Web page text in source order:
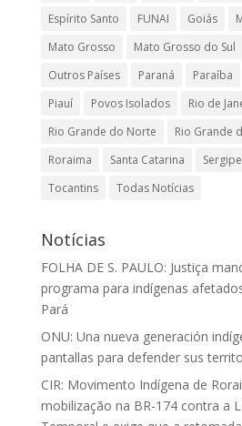
Espírito Santo
FUNAI Goiás
Mato Grosso
Mato Grosso do Sul
Outros Países
Paraná Paraíba
Piauí
Povos Isolados
Rio de
Rio Grande do Norte
Rio Grande
Roraima
Santa Catarina Sergipe
Tocantins
Todas Notícias
Notícias
FOLHA DE S. PAULO: Justiça
programa para indígenas
Pará
ONU: Una nueva generación
pantallas para defender sus
CIR: Movimento Indígena de
mobilização na BR-174 contra a